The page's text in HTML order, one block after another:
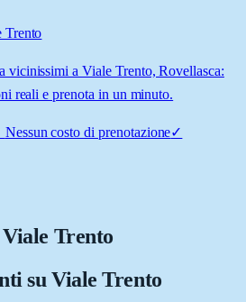
Trento
vicinissimi a Viale Trento, Rovellasca:
reali e prenota in un minuto.
Nessun costo di prenotazione✓
Viale Trento
su Viale Trento